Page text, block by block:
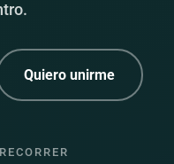
Quiero unirme